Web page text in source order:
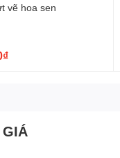
vẽ hoa sen